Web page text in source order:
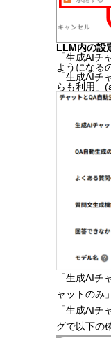
LLM内の設
「生成AIチ
ようになる
「生成AI
らも利用」
「生成AIチ
ャットのみ
「生成AIチ
グで以下の